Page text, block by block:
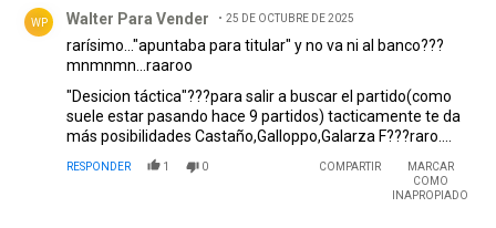
WP Walter Para Vender 25 DE OCTUBRE DE 2025
rarísimo..."apuntaba para titular" y no va ni al banco???
mnmnmn...raaroo
"Desicion táctica"???para salir a buscar el partido(como
suele estar pasando hace 9 partidos) tacticamente te da
más posibilidades Castaño,Galloppo,Galarza F???raro....
RESPONDER 1 0 COMPARTIR
MARCAR
COMO
INAPROPIADO